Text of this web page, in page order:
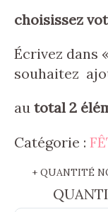
choisissez
Écrivez dans
souhaitez
au total 2
Catégorie :
+ QUANTITÉ